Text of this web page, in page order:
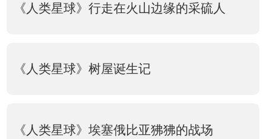
《人类星球》行走在火山边缘的采硫人
《人类星球》树屋诞生记
《人类星球》埃塞俄比亚狒狒的战场